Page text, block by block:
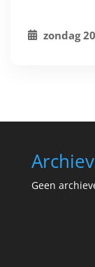
zondag
Geen